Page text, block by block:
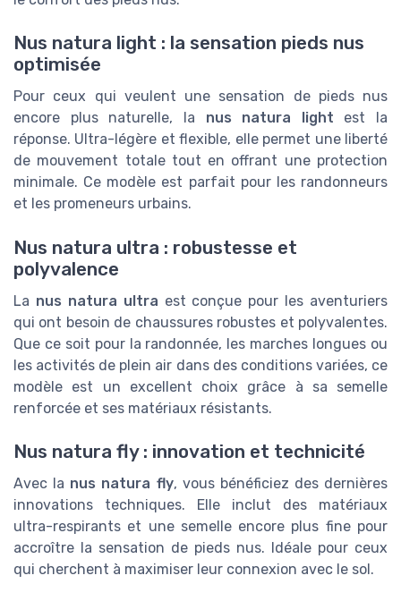
Nus natura light : la sensation pieds nus
optimisée
Pour ceux qui veulent une sensation de pieds nus
encore plus naturelle, la nus natura light est la
réponse. Ultra-légère et flexible, elle permet une liberté
de mouvement totale tout en offrant une protection
minimale. Ce modèle est parfait pour les randonneurs
et les promeneurs urbains.
Nus natura ultra : robustesse et
polyvalence
La nus natura ultra est conçue pour les aventuriers
qui ont besoin de chaussures robustes et polyvalentes.
Que ce soit pour la randonnée, les marches longues ou
les activités de plein air dans des conditions variées, ce
modèle est un excellent choix grâce à sa semelle
renforcée et ses matériaux résistants.
Nus natura fly : innovation et technicité
Avec la nus natura fly, vous bénéficiez des dernières
innovations techniques. Elle inclut des matériaux
ultra-respirants et une semelle encore plus fine pour
accroître la sensation de pieds nus. Idéale pour ceux
qui cherchent à maximiser leur connexion avec le sol.